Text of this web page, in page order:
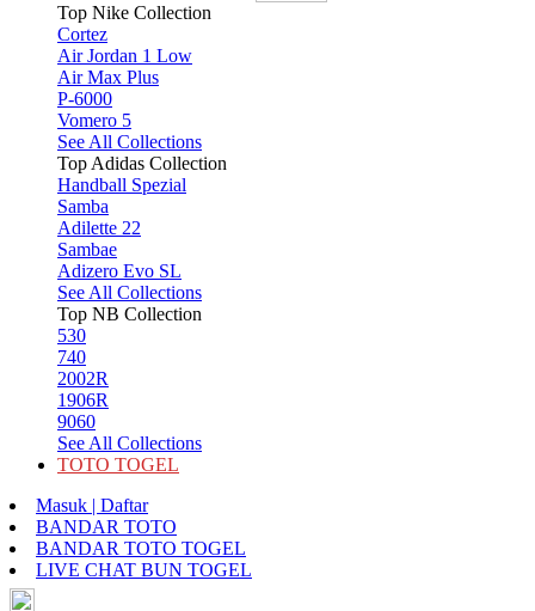
Top Nike Collection
Cortez
Air Jordan 1 Low
Air Max Plus
P-6000
Vomero 5
See All Collections
Top Adidas Collection
Handball Spezial
Samba
Adilette 22
Sambae
Adizero Evo SL
See All Collections
Top NB Collection
530
740
2002R
1906R
9060
See All Collections
TOTO TOGEL
Masuk | Daftar
BANDAR TOTO
BANDAR TOTO TOGEL
LIVE CHAT BUN TOGEL